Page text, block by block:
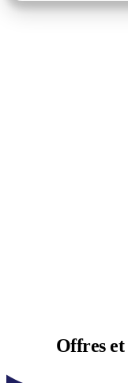
Offres et